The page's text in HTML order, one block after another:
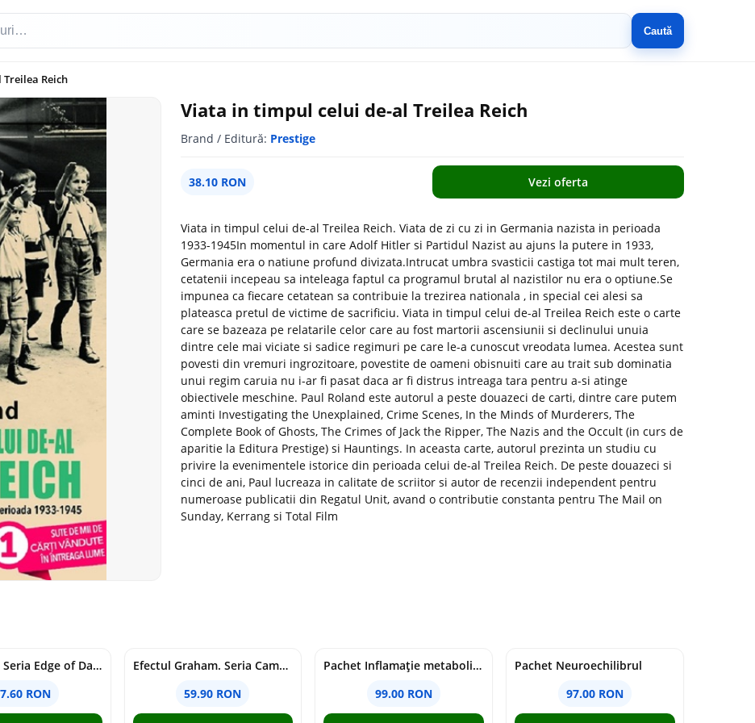
Caută
Reich
Viata in timpul celui de-al Treilea Reich
Brand / Editură: Prestige
38.10 RON Vezi oferta
Viata in timpul celui de-al Treilea Reich. Viata de zi cu zi in Germania nazista in perioada
1933-1945In momentul in care Adolf Hitler si Partidul Nazist au ajuns la putere in 1933,
Germania era o natiune profund divizata.Intrucat umbra svasticii castiga tot mai mult teren,
cetatenii incepeau sa inteleaga faptul ca programul brutal al nazistilor nu era o optiune.Se
impunea ca fiecare cetatean sa contribuie la trezirea nationala , in special cei alesi sa
plateasca pretul de victime de sacrificiu. Viata in timpul celui de-al Treilea Reich este o carte
care se bazeaza pe relatarile celor care au fost martorii ascensiunii si declinului unuia
dintre cele mai viciate si sadice regimuri pe care le-a cunoscut vreodata lumea. Acestea sunt
povesti din vremuri ingrozitoare, povestite de oameni obisnuiti care au trait sub dominatia
unui regim caruia nu i-ar fi pasat daca ar fi distrus intreaga tara pentru a-si atinge
obiectivele meschine. Paul Roland este autorul a peste douazeci de carti, dintre care putem
aminti Investigating the Unexplained, Crime Scenes, In the Minds of Murderers, The
Complete Book of Ghosts, The Crimes of Jack the Ripper, The Nazis and the Occult (in curs de
aparitie la Editura Prestige) si Hauntings. In aceasta carte, autorul prezinta un studiu cu
privire la evenimentele istorice din perioada celui de-al Treilea Reich. De peste douazeci si
cinci de ani, Paul lucreaza in calitate de scriitor si autor de recenzii independent pentru
numeroase publicatii din Regatul Unit, avand o contributie constanta pentru The Mail on
Sunday, Kerrang si Total Film
Voracious. Seria Edge of Darkness Vol.2
RON
Efectul Graham. Seria Campus Diaries Vol.1
59.90 RON
Pachet Inflamație metabolism și creier
99.00 RON
Pachet Neuroechilibrul
97.00 RON